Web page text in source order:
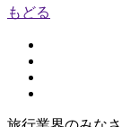
もどる